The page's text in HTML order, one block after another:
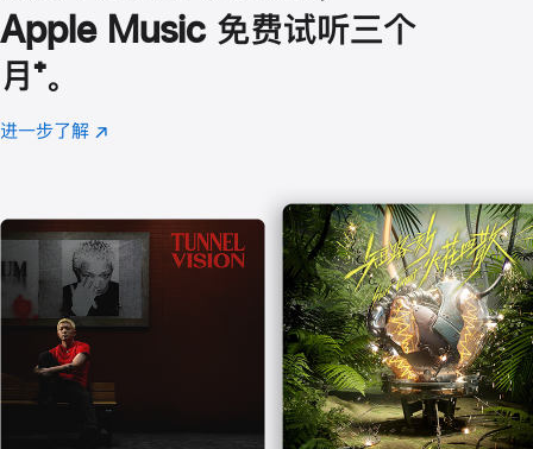
Apple Music 免费试听三个
月 脚
注
⁺。
进一步了解 Apple
(在
口
中
打
开)